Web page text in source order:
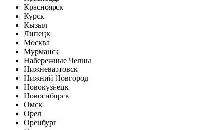
Красноярск
Курск
Кызыл
Липецк
Москва
Мурманск
Набережные Челны
Нижневартовск
Нижний Новгород
Новокузнецк
Новосибирск
Омск
Орел
Оренбург